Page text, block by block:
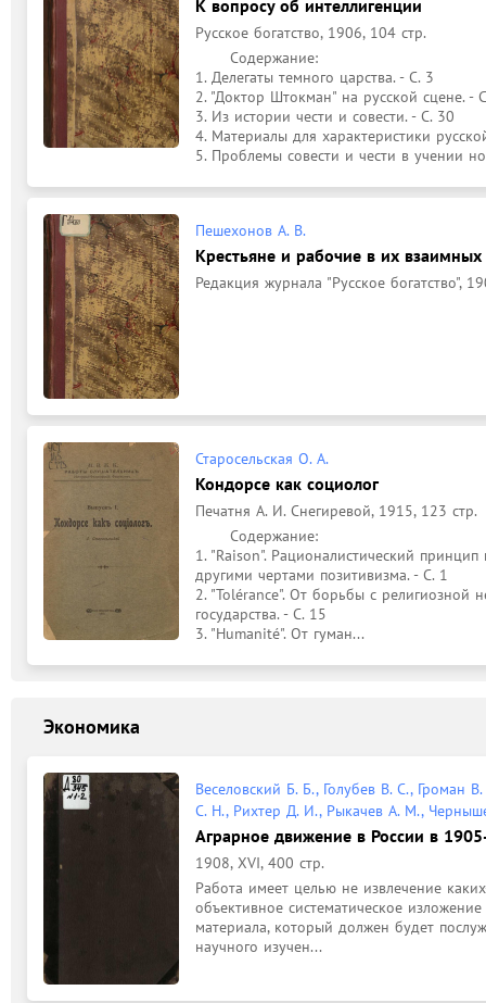
К вопросу об интеллигенции
Русское богатство, 1906, 104 стр.
1. Делегаты темного царства. - С. 3
2. "Доктор Штокман" на русской сцене. -
3. Из истории чести и совести. - С. 30
4. Материалы для характеристики
5. Проблемы совести и чести в учении
Пешехонов А. В.
Крестьяне и рабочие в их
Редакция журнала "Русское богатство",
Старосельская О. А.
Кондорсе как социолог
Печатня А. И. Снегиревой, 1915, 123 стр.
1. "Raison". Рационалистический
другими чертами позитивизма. - С. 1
2. "Tolérance". От борьбы с религиозной
государства. - С. 15
3. "Humanité". От гуман...
Экономика
Веселовский Б. Б., Голубев В. С., Громан
С. Н., Рихтер Д. И., Рыкачев А. М.,
Аграрное движение в России в
1908, XVI, 400 стр.
Работа имеет целью не извлечение
объективное систематическое
материала, который должен будет
научного изучен...